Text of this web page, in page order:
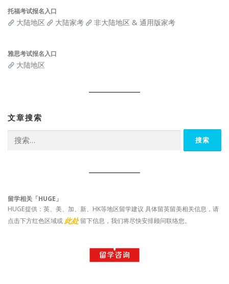
托福考试报名入口
大陆地区 大陆家考 非大陆地区 & 通用版家考
雅思考试报名入口
大陆地区
文章搜索
索：
留学相关「HUGE」
HUGE提供：英、美、加、新、HK等地区留学建议 具体留英留美相关信息，请
点击下方红色区域或 此处 留下信息，我们将尽快安排顾问联络您。